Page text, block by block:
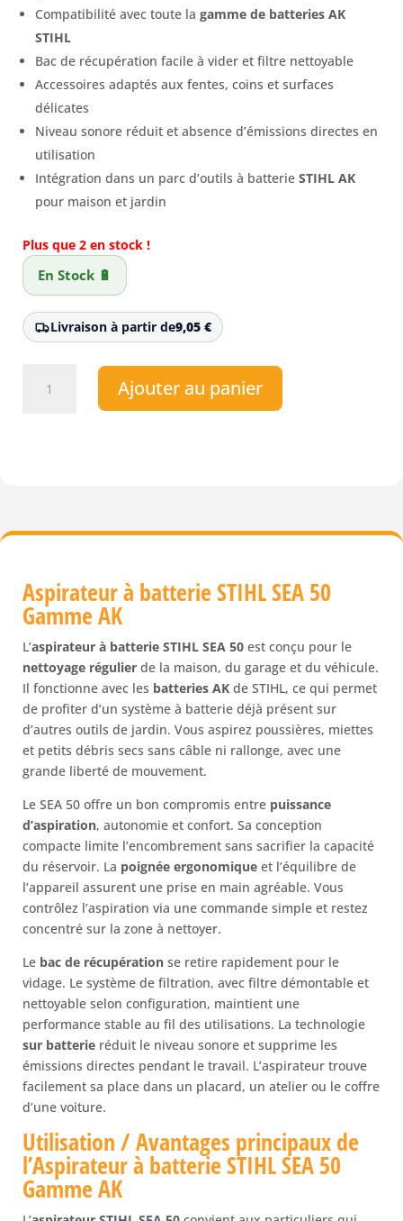
Compatibilité avec toute la gamme de batteries AK
STIHL
Bac de récupération facile à vider et filtre nettoyable
Accessoires adaptés aux fentes, coins et surfaces
délicates
Niveau sonore réduit et absence d’émissions directes en
utilisation
Intégration dans un parc d’outils à batterie STIHL AK
pour maison et jardin
Plus que 2 en stock !
En Stock 🔋
Livraison à partir de9,05 €
Gamme
Ajouter au panier
Aspirateur à batterie STIHL SEA 50
Gamme AK
L’aspirateur à batterie STIHL SEA 50 est conçu pour le
nettoyage régulier de la maison, du garage et du véhicule.
Il fonctionne avec les batteries AK de STIHL, ce qui permet
de profiter d’un système à batterie déjà présent sur
d’autres outils de jardin. Vous aspirez poussières, miettes
et petits débris secs sans câble ni rallonge, avec une
grande liberté de mouvement.
Le SEA 50 offre un bon compromis entre puissance
d’aspiration, autonomie et confort. Sa conception
compacte limite l’encombrement sans sacrifier la capacité
du réservoir. La poignée ergonomique et l’équilibre de
l’appareil assurent une prise en main agréable. Vous
contrôlez l’aspiration via une commande simple et restez
concentré sur la zone à nettoyer.
Le bac de récupération se retire rapidement pour le
vidage. Le système de filtration, avec filtre démontable et
nettoyable selon configuration, maintient une
performance stable au fil des utilisations. La technologie
sur batterie réduit le niveau sonore et supprime les
émissions directes pendant le travail. L’aspirateur trouve
facilement sa place dans un placard, un atelier ou le coffre
d’une voiture.
Utilisation / Avantages principaux de
l’Aspirateur à batterie STIHL SEA 50
Gamme AK